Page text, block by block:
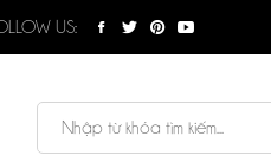
US: